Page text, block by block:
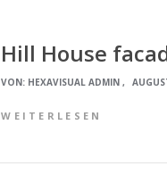
Hill House
VON: HEXAVISUAL ADMIN
WEITERLESEN